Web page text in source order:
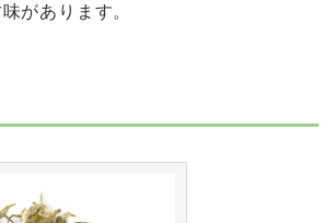
があります。